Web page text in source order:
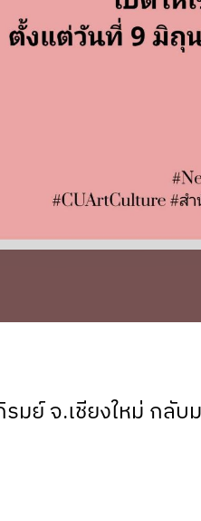
จ.เชียงใหม่ กลับม